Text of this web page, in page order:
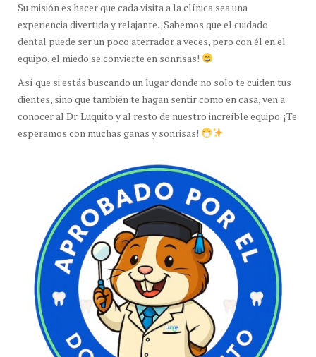
Su misión es hacer que cada visita a la clínica sea una
experiencia divertida y relajante. ¡Sabemos que el cuidado
dental puede ser un poco aterrador a veces, pero con él en el
equipo, el miedo se convierte en sonrisas!
Así que si estás buscando un lugar donde no solo te cuiden tus
dientes, sino que también te hagan sentir como en casa, ven a
conocer al Dr. Luquito y al resto de nuestro increíble equipo. ¡Te
esperamos con muchas ganas y sonrisas!